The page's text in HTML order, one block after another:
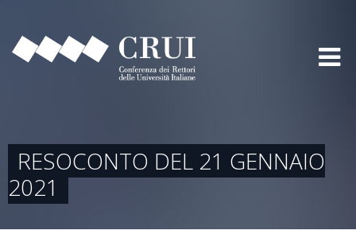
RESOCONTO DEL 21 GENNAIO
2021